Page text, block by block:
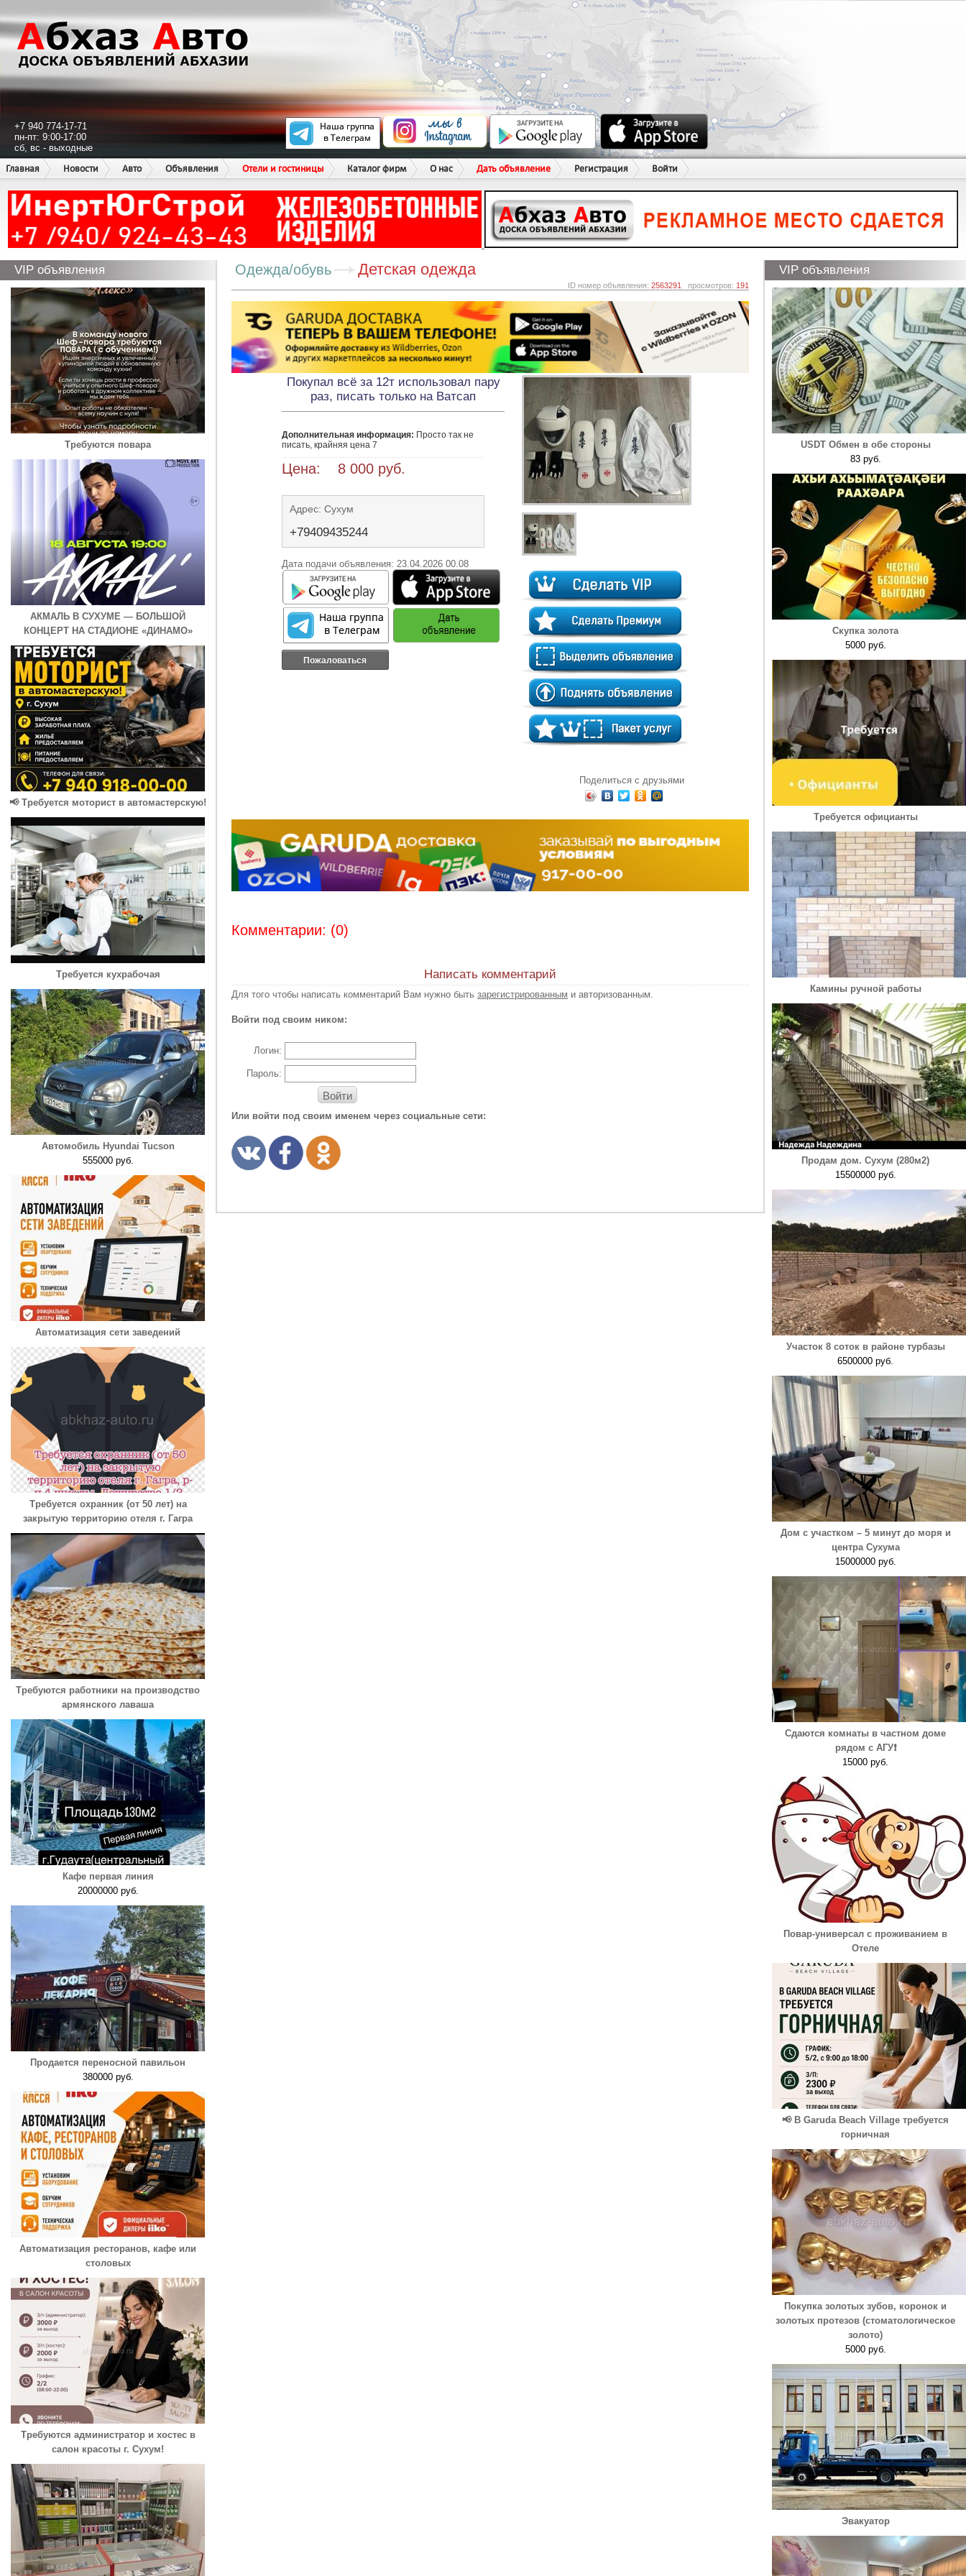
+7 940 774-17-71
пн-пт: 9:00-17:00
сб, вс - выходные
Главная
Новости Авто Объявления Отели и гостиницы Каталог фирм О нас Дать объявление Регистрация Войти
VIP объявления
Требуются повара
АКМАЛЬ В СУХУМЕ — БОЛЬШОЙ
КОНЦЕРТ НА СТАДИОНЕ «ДИНАМО»
📢 Требуется моторист в автомастерскую!
Требуется кухрабочая
Автомобиль Hyundai Tucson
555000 руб.
Автоматизация сети заведений
Требуется охранник (от 50 лет) на
закрытую территорию отеля г. Гагра
Требуются работники на производство
армянского лаваша
Кафе первая линия
20000000 руб.
Продается переносной павильон
380000 руб.
Автоматизация ресторанов, кафе или
столовых
Требуются администратор и хостес в
салон красоты г. Сухум!
Одежда/обувь Детская одежда
ID номер объявления: 2563291 просмотров: 191
Покупал всё за 12т использовал пару
раз, писать только на Ватсап
Дополнительная информация: Просто так не
писать, крайняя цена 7
Цена: 8 000 руб.
Адрес: Сухум
+79409435244
Дата подачи объявления: 23.04.2026 00.08
Пожаловаться
Поделиться с друзьями
Комментарии: (0)
Написать комментарий
Для того чтобы написать комментарий Вам нужно быть зарегистрированным и авторизованным.
Войти под своим ником:
Логин:
Пароль:
Войти
Или войти под своим именем через социальные сети:
VIP объявления
USDT Обмен в обе стороны
83 руб.
Скупка золота
5000 руб.
Требуется официанты
Камины ручной работы
Продам дом. Сухум (280м2)
15500000 руб.
Участок 8 соток в районе турбазы
6500000 руб.
Дом с участком – 5 минут до моря и
центра Сухума
15000000 руб.
Сдаются комнаты в частном доме
рядом с АГУ❗️
15000 руб.
Повар-универсал с проживанием в
Отеле
📢 В Garuda Beach Village требуется
горничная
Покупка золотых зубов, коронок и
золотых протезов (стоматологическое
золото)
5000 руб.
Эвакуатор